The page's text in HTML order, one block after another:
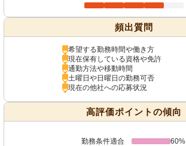
頻出質問
希望する勤務時間や働き方
現在保有している資格や免許
通勤方法や移動時間
土曜日や日曜日の勤務可否
現在の他社への応募状況
高評価ポイントの傾向
勤務条件適合
60%